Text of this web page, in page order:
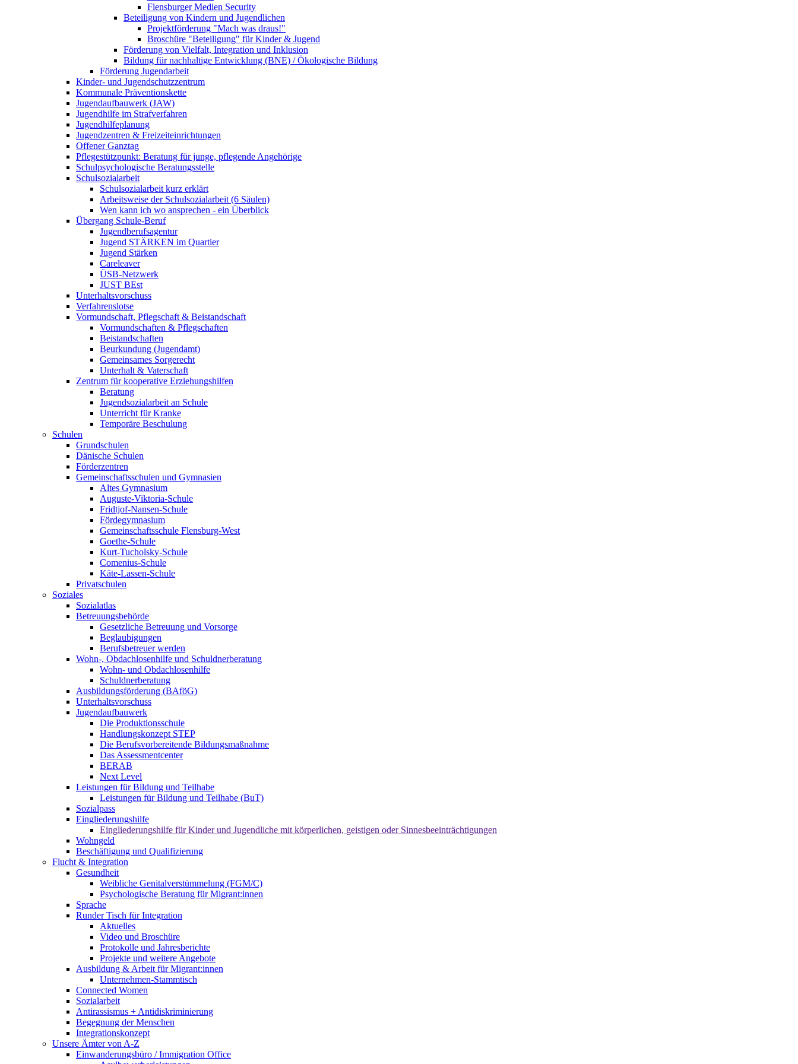
Flensburger Medien Security
Beteiligung von Kindern und Jugendlichen
Projektförderung "Mach was draus!"
Broschüre "Beteiligung" für Kinder & Jugend
Förderung von Vielfalt, Integration und Inklusion
Bildung für nachhaltige Entwicklung (BNE) / Ökologische Bildung
Förderung Jugendarbeit
Kinder- und Jugendschutzzentrum
Kommunale Präventionskette
Jugendaufbauwerk (JAW)
Jugendhilfe im Strafverfahren
Jugendhilfeplanung
Jugendzentren & Freizeiteinrichtungen
Offener Ganztag
Pflegestützpunkt: Beratung für junge, pflegende Angehörige
Schulpsychologische Beratungsstelle
Schulsozialarbeit
Schulsozialarbeit kurz erklärt
Arbeitsweise der Schulsozialarbeit (6 Säulen)
Wen kann ich wo ansprechen - ein Überblick
Übergang Schule-Beruf
Jugendberufsagentur
Jugend STÄRKEN im Quartier
Jugend Stärken
Careleaver
ÜSB-Netzwerk
JUST BEst
Unterhaltsvorschuss
Verfahrenslotse
Vormundschaft, Pflegschaft & Beistandschaft
Vormundschaften & Pflegschaften
Beistandschaften
Beurkundung (Jugendamt)
Gemeinsames Sorgerecht
Unterhalt & Vaterschaft
Zentrum für kooperative Erziehungshilfen
Beratung
Jugendsozialarbeit an Schule
Unterricht für Kranke
Temporäre Beschulung
Schulen
Grundschulen
Dänische Schulen
Förderzentren
Gemeinschaftsschulen und Gymnasien
Altes Gymnasium
Auguste-Viktoria-Schule
Fridtjof-Nansen-Schule
Fördegymnasium
Gemeinschaftsschule Flensburg-West
Goethe-Schule
Kurt-Tucholsky-Schule
Comenius-Schule
Käte-Lassen-Schule
Privatschulen
Soziales
Sozialatlas
Betreuungsbehörde
Gesetzliche Betreuung und Vorsorge
Beglaubigungen
Berufsbetreuer werden
Wohn-, Obdachlosenhilfe und Schuldnerberatung
Wohn- und Obdachlosenhilfe
Schuldnerberatung
Ausbildungsförderung (BAföG)
Unterhaltsvorschuss
Jugendaufbauwerk
Die Produktionsschule
Handlungskonzept STEP
Die Berufsvorbereitende Bildungsmaßnahme
Das Assessmentcenter
BERAB
Next Level
Leistungen für Bildung und Teilhabe
Leistungen für Bildung und Teilhabe (BuT)
Sozialpass
Eingliederungshilfe
Eingliederungshilfe für Kinder und Jugendliche mit körperlichen, geistigen oder Sinnesbeeinträchtigungen
Wohngeld
Beschäftigung und Qualifizierung
Flucht & Integration
Gesundheit
Weibliche Genitalverstümmelung (FGM/C)
Psychologische Beratung für Migrant:innen
Sprache
Runder Tisch für Integration
Aktuelles
Video und Broschüre
Protokolle und Jahresberichte
Projekte und weitere Angebote
Ausbildung & Arbeit für Migrant:innen
Unternehmen-Stammtisch
Connected Women
Sozialarbeit
Antirassismus + Antidiskriminierung
Begegnung der Menschen
Integrationskonzept
Unsere Ämter von A-Z
Einwanderungsbüro / Immigration Office